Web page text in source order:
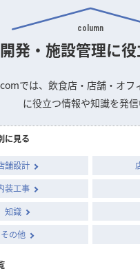
column
発・施設管理に
では、飲食店・店舗・オフ
に役立つ情報や知識を発信
に見る
舗設計
装工事
知識
その他